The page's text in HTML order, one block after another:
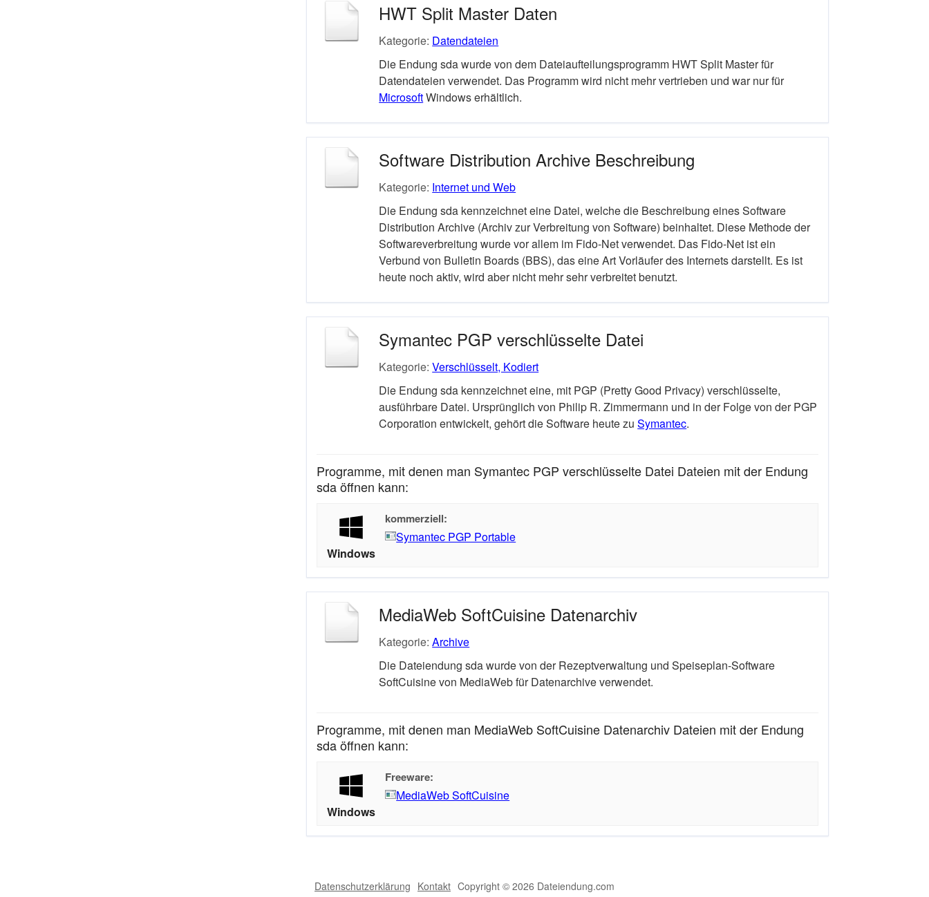
HWT Split Master Daten
Kategorie: Datendateien
Die Endung sda wurde von dem Dateiaufteilungsprogramm HWT Split Master für
Datendateien verwendet. Das Programm wird nicht mehr vertrieben und war nur für
MicrosoftWindows erhältlich.
Software Distribution Archive Beschreibung
Kategorie: Internet und Web
Die Endung sda kennzeichnet eine Datei, welche die Beschreibung eines Software
Distribution Archive (Archiv zur Verbreitung von Software) beinhaltet. Diese Methode der
Softwareverbreitung wurde vor allem im Fido-Net verwendet. Das Fido-Net ist ein
Verbund von Bulletin Boards (BBS), das eine Art Vorläufer des Internets darstellt. Es ist
heute noch aktiv, wird aber nicht mehr sehr verbreitet benutzt.
Symantec PGP verschlüsselte Datei
Kategorie:Verschlüsselt, Kodiert
Die Endung sda kennzeichnet eine, mit PGP (Pretty Good Privacy) verschlüsselte,
ausführbare Datei. Ursprünglich von Philip R. Zimmermann und in der Folge von der PGP
Corporation entwickelt, gehört die Software heute zuSymantec.
Programme, mit denen man Symantec PGP verschlüsselte Datei Dateien mit der Endung
sda öffnen kann:
Windows
kommerziell:
Symantec PGP Portable
MediaWeb SoftCuisine Datenarchiv
Kategorie:Archive
Die Dateiendung sda wurde von der Rezeptverwaltung und Speiseplan-Software
SoftCuisine von MediaWeb für Datenarchive verwendet.
Programme, mit denen man MediaWeb SoftCuisine Datenarchiv Dateien mit der Endung
sda öffnen kann:
Windows
Freeware:
MediaWeb SoftCuisine
Datenschutzerklärung Kontakt Copyright © 2026 Dateiendung.com